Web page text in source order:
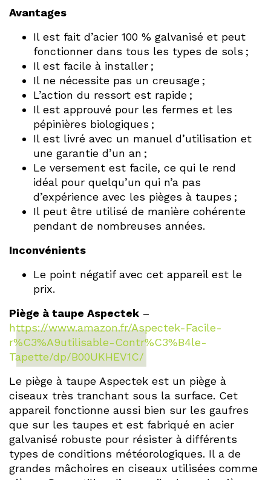
Avantages
Il est fait d’acier 100 % galvanisé et peut
fonctionner dans tous les types de sols ;
Il est facile à installer ;
Il ne nécessite pas un creusage ;
L’action du ressort est rapide ;
Il est approuvé pour les fermes et les
pépinières biologiques ;
Il est livré avec un manuel d’utilisation et
une garantie d’un an ;
Le versement est facile, ce qui le rend
idéal pour quelqu’un qui n’a pas
d’expérience avec les pièges à taupes ;
Il peut être utilisé de manière cohérente
pendant de nombreuses années.
Inconvénients
Le point négatif avec cet appareil est le
prix.
Piège à taupe Aspectek –
https://www.amazon.fr/Aspectek-Facile-
r%C3%A9utilisable-Contr%C3%B4le-
Tapette/dp/B00UKHEV1C/
Le piège à taupe Aspectek est un piège à
ciseaux très tranchant sous la surface. Cet
appareil fonctionne aussi bien sur les gaufres
que sur les taupes et est fabriqué en acier
galvanisé robuste pour résister à différents
types de conditions météorologiques. Il a de
grandes mâchoires en ciseaux utilisées comme